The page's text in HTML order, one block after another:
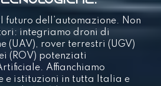
futuro dell’automazione. Non
integriamo droni di
(UAV), rover terrestri (UGV)
(ROV) potenziati
Affianchiamo
e istituzioni in tutta Italia e